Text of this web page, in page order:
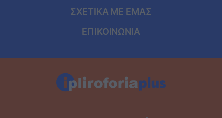
ΣΧΕΤΙΚΑ ΜΕ ΕΜΑΣ
ΕΠΙΚΟΙΝΩΝΙΑ